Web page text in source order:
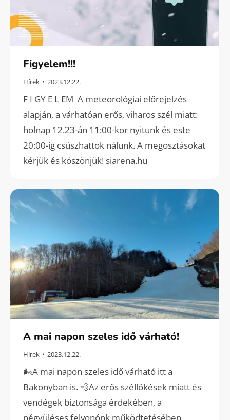
Figyelem!!!
Hírek 2023.12.22.
F I GY E L EM A meteorológiai előrejelzés
alapján, a várhatóan erős, viharos szél miatt:
holnap 12.23-án 11:00-kor nyitunk és este
20:00-ig csúszhattok nálunk. A megosztásokat
kérjük és köszönjük! siarena.hu
A mai napon szeles idő várható!
Hírek 2023.12.22.
🌬️A mai napon szeles idő várható itt a
Bakonyban is. 💨Az erős széllökések miatt és
vendégek biztonsága érdekében, a
négyüléses felvonónk működtetésében